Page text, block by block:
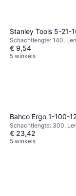
Stanley Tools 5-21-
Schachtlengte: 140,
€ 9,54
5 winkels
Bahco Ergo 1-100-
Schachtlengte: 300,
Gewicht: 431
€ 23,42
5 winkels